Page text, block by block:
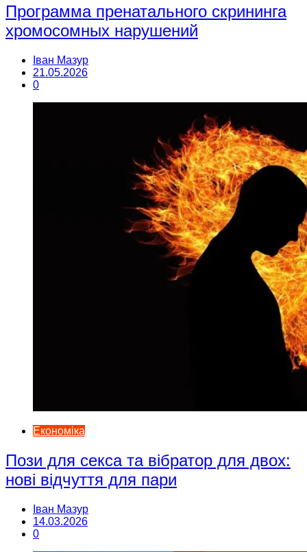
Программа пренатального скрининга
хромосомных нарушений
Іван Мазур
21.05.2026
0
Економіка
Пози для секса та вібратор для двох:
нові відчуття для пари
Іван Мазур
14.03.2026
0